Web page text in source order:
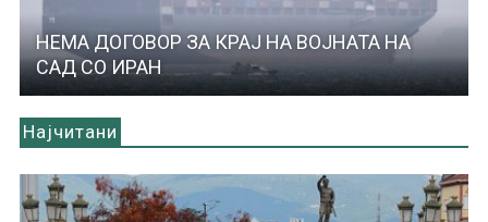
НЕМА ДОГОВОР ЗА КРАЈ НА ВОЈНАТА НА
САД СО ИРАН
Најчитани